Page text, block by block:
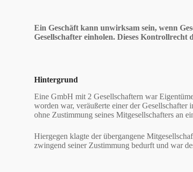
Ein Geschäft kann unwirksam sein, wenn
Gesellschafter einholen. Dieses
Hintergrund
Eine GmbH mit 2 Gesellschaftern war
worden war, veräußerte einer der
ohne Zustimmung seines Mitgesellschafters an
Hiergegen klagte der übergangene
zwingend seiner Zustimmung bedurft und war